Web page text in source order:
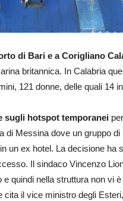
di Bari e a Corigliano
britannica. In Calabria
121 donne, delle quali 14
sugli hotspot temporanei
di Messina dove un gruppo
un ex hotel. La decisione ha
Il sindaco Vincenzo
e quindi nella struttura non vi
cita il vice ministro degli